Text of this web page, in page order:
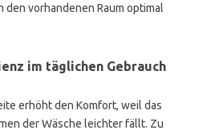
den vorhandenen Raum optimal
im täglichen Gebrauch
erhöht den Komfort, weil das
der Wäsche leichter fällt. Zu